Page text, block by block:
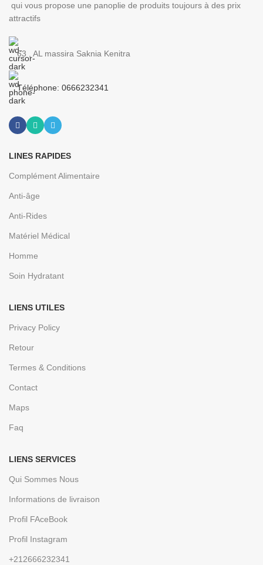
qui vous propose une panoplie de produits toujours à des prix
attractifs
63 , AL massira Saknia Kenitra
Téléphone: 0666232341
LINES RAPIDES
Complément Alimentaire
Anti-âge
Anti-Rides
Matériel Médical
Homme
Soin Hydratant
LIENS UTILES
Privacy Policy
Retour
Termes & Conditions
Contact
Maps
Faq
LIENS SERVICES
Qui Sommes Nous
Informations de livraison
Profil FAceBook
Profil Instagram
+212666232341